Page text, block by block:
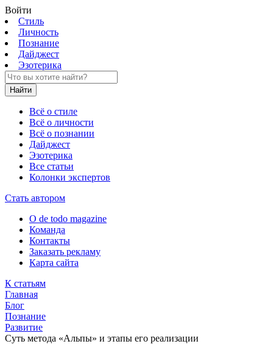
Войти
Стиль
Личность
Познание
Дайджест
Эзотерика
Найти
Всё о стиле
Всё о личности
Всё о познании
Дайджест
Эзотерика
Все статьи
Колонки экспертов
Стать автором
О de todo magazine
Команда
Контакты
Заказать рекламу
Карта сайта
К статьям
Главная
Блог
Познание
Развитие
Суть метода «Альпы» и этапы его реализации